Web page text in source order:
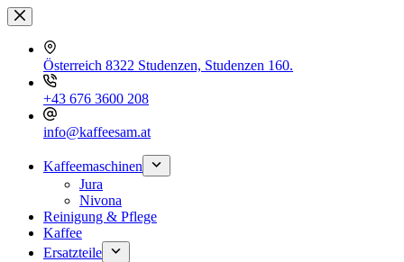
Zum
Inhalt
springen
Österreich 8322 Studenzen, Studenzen 160.
+43 676 3600 208
info@kaffeesam.at
Kaffeemaschinen
Jura
Nivona
Reinigung & Pflege
Kaffee
Ersatzteile